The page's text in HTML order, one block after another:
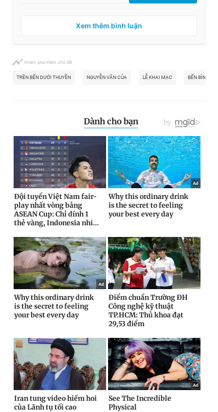
Xem thêm bình luận
Khám phá thêm chủ đề
TRÊN BẾN DƯỚI THUYỀN NGUYỄN VĂN CỦA LỄ KHAI MẠC BẾN BÌNH